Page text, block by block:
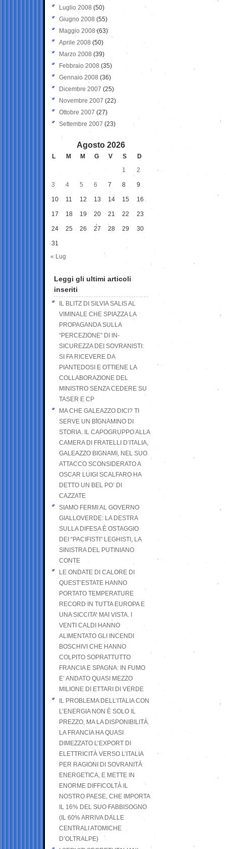
Luglio 2008 (50)
Giugno 2008 (55)
Maggio 2008(63)
Aprile 2008 (50)
Marzo 2008 (39)
Febbraio 2008 (35)
Gennaio 2008 (36)
Dicembre 2007 (25)
Novembre 2007 (22)
Ottobre 2007 (27)
Settembre 2007 (23)
Agosto 2026
L M M G V S
D
1
2
3 4 5 6 7 8 9
10 11 12 13 14 15 16
17 18 19 20 21 22 23
24 25 26 27 28 29 30
31
« Lug
Leggi gli ultimi articoli
inseriti
IL BLITZ DI SILVIA SALIS AL
VIMINALE CHE SPIAZZA LA
PROPAGANDA SULLA
“PERCEZIONE” DI IN-
SICUREZZA DEI SOVRANISTI:
SI FA RICEVERE DA
PIANTEDOSI E OTTIENE LA
COLLABORAZIONE DEL
MINISTRO SENZA CEDERE SU
TASER E CP
MA CHE GALEAZZO DICI? TI
SERVE UN BIGNAMINO DI
STORIA. IL CAPOGRUPPO ALLA
CAMERA DI FRATELLI D’ITALIA,
GALEAZZO BIGNAMI, NEL SUO
ATTACCO SCONSIDERATO A
OSCAR LUIGI SCALFARO HA
DETTO UN BEL PO’ DI
CAZZATE
SIAMO FERMI AL GOVERNO
GIALLOVERDE: LA DESTRA
SULLA DIFESA È OSTAGGIO
DEI “PACIFISTI” LEGHISTI, LA
SINISTRA DEL PUTINIANO
CONTE
LE ONDATE DI CALORE DI
QUEST’ESTATE HANNO
PORTATO TEMPERATURE
RECORD IN TUTTA EUROPA E
UNA SICCITA’ MAI VISTA. I
VENTI CALDI HANNO
ALIMENTATO GLI INCENDI
BOSCHIVI CHE HANNO
COLPITO SOPRATTUTTO
FRANCIA E SPAGNA: IN FUMO
E’ ANDATO QUASI MEZZO
MILIONE DI ETTARI DI VERDE
IL PROBLEMA DELL’ITALIA CON
L’ENERGIA NON È SOLO IL
PREZZO, MA LA DISPONIBILITÀ.
LA FRANCIA HA QUASI
DIMEZZATO L’EXPORT DI
ELETTRICITÀ VERSO L’ITALIA
PER RAGIONI DI SOVRANITÀ
ENERGETICA, E METTE IN
ENORME DIFFICOLTÀ IL
NOSTRO PAESE, CHE IMPORTA
IL 16% DEL SUO FABBISOGNO
(IL 60% ARRIVA DALLE
CENTRALI ATOMICHE
D’OLTRALPE)